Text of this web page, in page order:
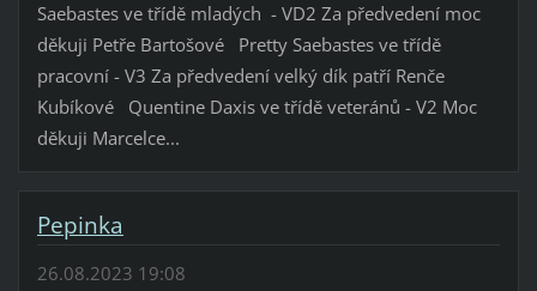
Saebastes ve třídě mladých - VD2 Za předvedení moc
děkuji Petře Bartošové Pretty Saebastes ve třídě
pracovní - V3 Za předvedení velký dík patří Renče
Kubíkové Quentine Daxis ve třídě veteránů - V2 Moc
děkuji Marcelce...
Pepinka
26.08.2023 19:08